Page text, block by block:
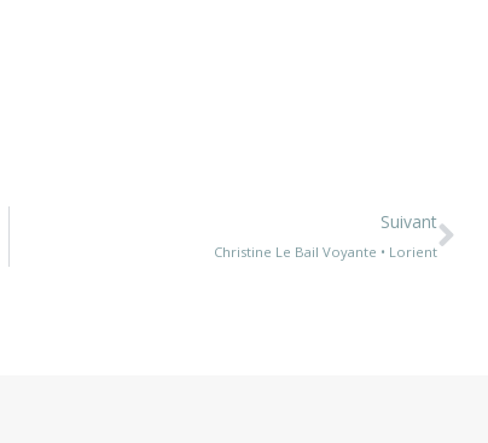
Suivant
Christine Le Bail Voyante • Lorient